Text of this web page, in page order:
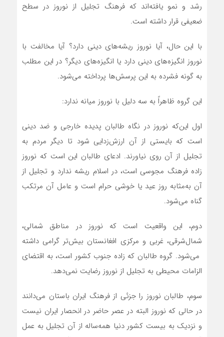
رشد و نمو یافته‌اند که فرهنگ تجلیل از نوروز در سطح
ضعیفی قرار داشته است.
با این حال، آیا نوروز ریشه‌های دینی دارد؟ آیا مخالفت با
نوروز انگیزه‌های دینی دارد یا انگیزه‌های دیگر؟ در این مطلب
به گونه فشرده به این پرسش‌ها پرداخته می‌شود.
این گروه ظاهراً به سه دلیل با نوروز میانه ندارد:
اول این‌که نوروز در نگاه طالبان پدیده خارجی و ضد دینی
است که بایستی از آن ارزش‌زدایی شود تا دیگر مردم به
تجلیل از آن روی نیاورند. ادعای طالبان این است که نوروز
زاده فرهنگ مجوسی است، در اسلام ریشه ندارد و تجلیل از
آن به‌مثابه روز عید یا خوشی حرام است و عامل آن مرتکب
گناه می‌شود.
دوم، این واقعیت است که نوروز در مناطق شمالی،
شمال‌شرقی، غربی و مرکزی افغانستان بیش‌تر گرامی داشته
می‌شود‌. گروه طالبان که زاده جنوب کشور است، به اقتضای
الزامات محیطی به تجلیل از نوروز رضایت نمی‌دهد.
سوم، طالبان نوروز را جزئی از فرهنگ ایران باستان می‌دانند
در حالی که نوروز البته در عصر حاضر در انحصار ایران نیست
و نزدیک به بیست کشور دنیا همه‌ساله از آن تجلیل به عمل